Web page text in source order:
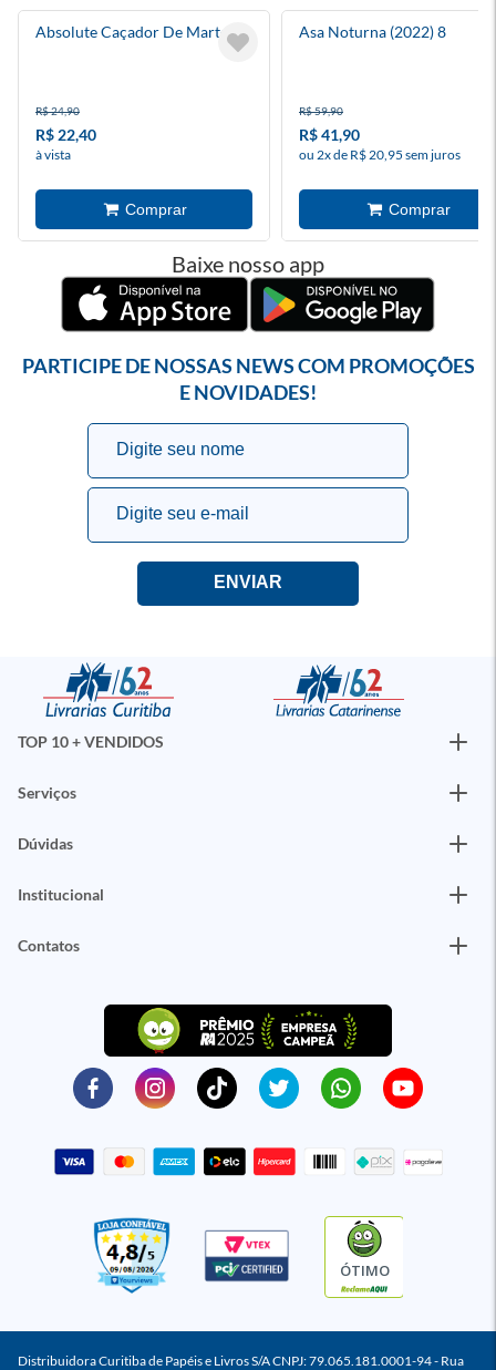
Absolute Caçador De Marte 3
R$ 24,90
R$ 22,40
à vista
Asa Noturna (2022) 8
R$ 59,90
R$ 41,90
ou 2x de R$ 20,95 sem juros
Baixe nosso app
PARTICIPE DE NOSSAS NEWS COM PROMOÇÕES
E NOVIDADES!
TOP 10 + VENDIDOS
Serviços
Dúvidas
Institucional
Contatos
ÓTIMO
Distribuidora Curitiba de Papéis e Livros S/A CNPJ: 79.065.181.0001-94 - Rua